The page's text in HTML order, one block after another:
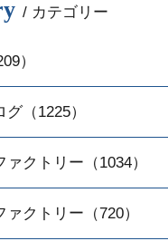
/ カテゴリー
）
（1225）
ァクトリー（1034）
ァクトリー（720）